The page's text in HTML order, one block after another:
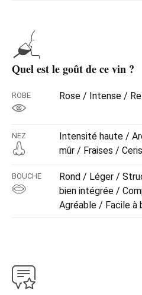
Quel est le goût de ce vin ?
ROBE Rose / Intense /
NEZ
Intensité haute /
mûr / Fraises /
BOUCHE
Rond / Léger /
bien intégrée /
Agréable / Facile à